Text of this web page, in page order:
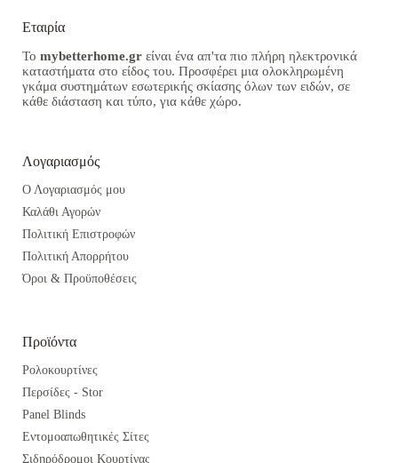
Εταιρία
Το mybetterhome.gr είναι ένα απ'τα πιο πλήρη ηλεκτρονικά
καταστήματα στο είδος του. Προσφέρει μια ολοκληρωμένη
γκάμα συστημάτων εσωτερικής σκίασης όλων των ειδών, σε
κάθε διάσταση και τύπο, για κάθε χώρο.
Λογαριασμός
Ο Λογαριασμός μου
Καλάθι Αγορών
Πολιτική Επιστροφών
Πολιτική Απορρήτου
Όροι & Προϋποθέσεις
Προϊόντα
Ρολοκουρτίνες
Περσίδες - Stor
Panel Blinds
Εντομοαπωθητικές Σίτες
Σιδηρόδρομοι Κουρτίνας